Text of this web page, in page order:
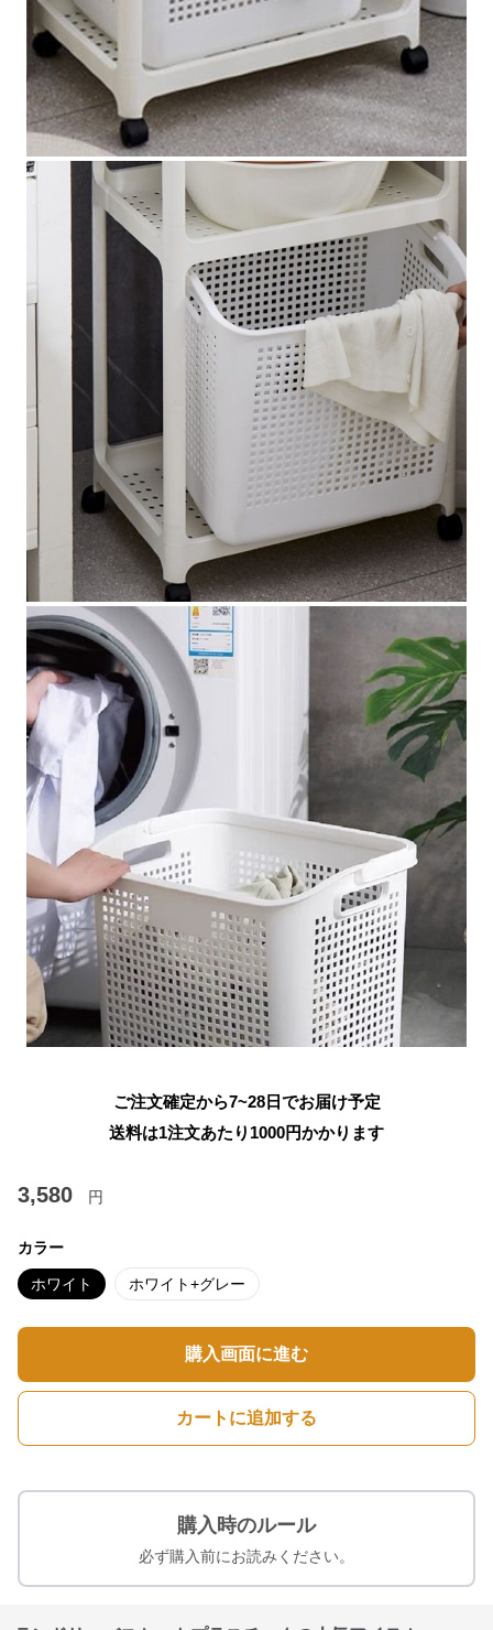
ご注文確定から7~28日でお届け予定
送料は1注文あたり 1000円かかります
3,580 円
カラー
ホワイト ホワイト+グレー
購入画面に進む
カートに追加する
購入時のルール
必ず購入前にお読みください。